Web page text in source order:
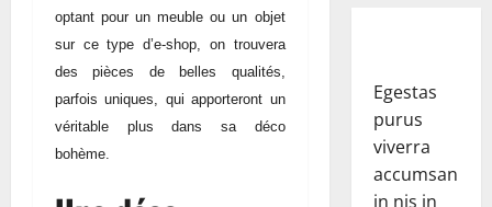
optant pour un meuble ou un objet
sur ce type d’e-shop, on trouvera
des pièces de belles qualités,
parfois uniques, qui apporteront un
véritable plus dans sa déco
bohème.
Egestas
purus
viverra
accumsan
in nis in